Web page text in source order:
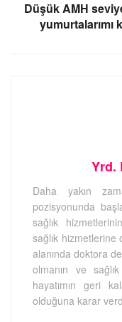
Düşük AMH
Yrd.
Daha yakın
pozisyonunda
sağlık
sağlık
alanında doktora
olmanın ve
hayatımın geri
olduğuna karar